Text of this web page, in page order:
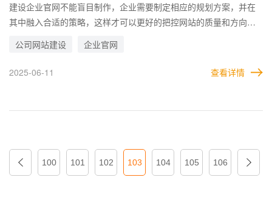
建设企业官网不能盲目制作，企业需要制定相应的规划方案，并在
其中融入合适的策略，这样才可以更好的把控网站的质量和方向，
题，网站最终上线的效果，和自己一开始的设想完全不一样。这样
的网站做出来，几乎无法发挥任何价值。 因此，企业在建设官网
公司网站建设 企业官网
2025-06-11 查看详情
100 101 102 103 104 105 106